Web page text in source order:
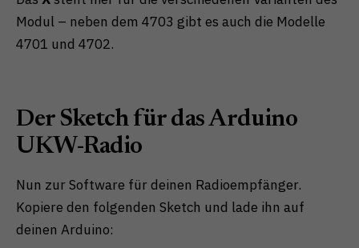
Modul – neben dem 4703 gibt es auch die Modelle
4701 und 4702.
Der Sketch für das Arduino
UKW-Radio
Nun zur Software für deinen Radioempfänger.
Kopiere den folgenden Sketch und lade ihn auf
deinen Arduino: